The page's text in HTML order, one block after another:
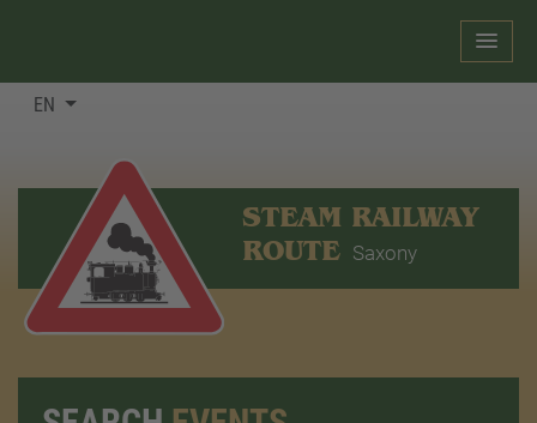
EN
STEAM RAILWAY
ROUTE Saxony